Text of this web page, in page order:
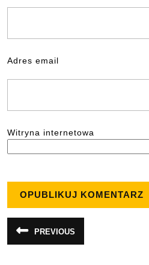
Adres email
Witryna internetowa
Nawigacja
wpisu
PREVIOUS
wpis: